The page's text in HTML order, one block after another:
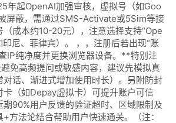
年起OpenAI加强审核，虚拟号（如Goo
屏蔽，需通过SMS-Activate或5Sim等接
成本约10-20元），注意选择支持“Ope
尼、菲律宾）。 ，，注册后若出现“账
IP纯净度并更换浏览器设备。**特别注
免高频提问或敏感内容，建议先模拟真
对话、渐进式增加使用时长）。另附防封
卡（如Depay虚拟卡）可提升账户可信
期90%用户反馈的验证超时、区域限制及
方法论结合帮助用户快速通关。（注：